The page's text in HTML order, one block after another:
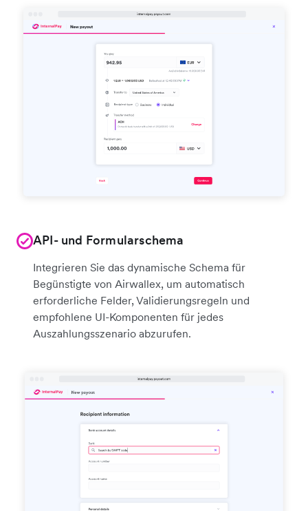
API- und Formularschema
Integrieren Sie das dynamische Schema für
Begünstigte von Airwallex, um automatisch
erforderliche Felder, Validierungsregeln und
empfohlene UI-Komponenten für jedes
Auszahlungsszenario abzurufen.